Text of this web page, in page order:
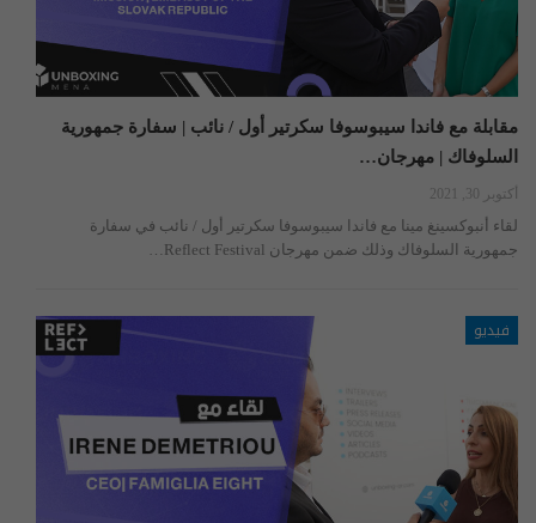
مقابلة مع فاندا سيبوسوفا سكرتير أول / نائب | سفارة جمهورية
السلوفاك | مهرجان…
أكتوبر 30, 2021
لقاء أنبوكسينغ مينا مع فاندا سيبوسوفا سكرتير أول / نائب في سفارة
جمهورية السلوفاك وذلك ضمن مهرجان Reflect Festival…
فيديو